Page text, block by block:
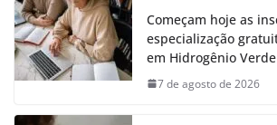
Começam hoje as
especialização
em Hidrogênio Verde
7 de agosto de 2026